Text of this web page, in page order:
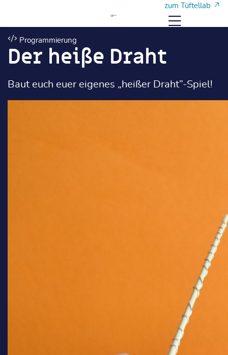
zum Tüftellab
Menü
Programmierung
Der heiße Draht
Baut euch euer eigenes „heißer Draht”-Spiel!